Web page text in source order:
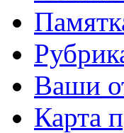
Ваши
Карта